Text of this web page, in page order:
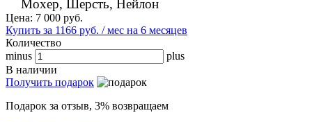
Мохер, Шерсть, Нейлон
Цена: 7 000 руб.
Купить за 1166 руб. / мес на 6 месяцев
Количество
minus
plus
В наличии
Получить подарок
Подарок за отзыв, 3% возвращаем